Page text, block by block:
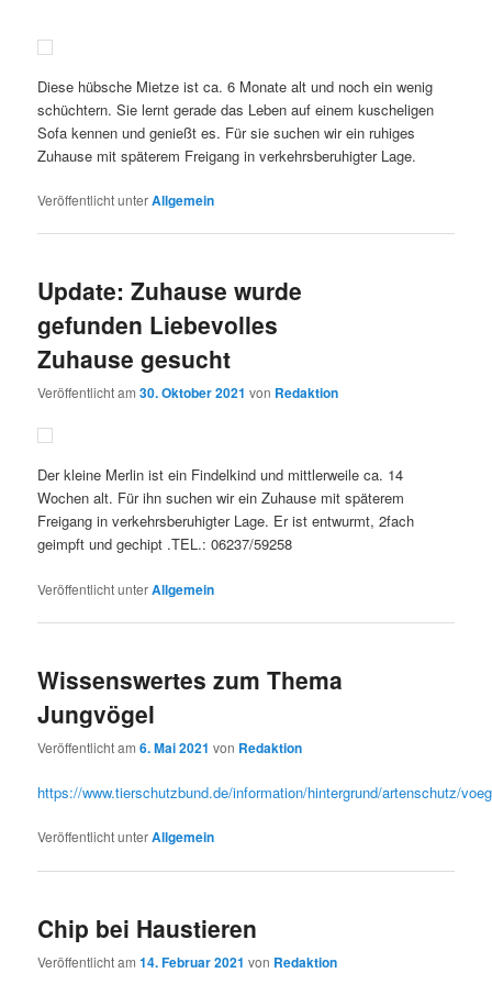
Diese hübsche Mietze ist ca. 6 Monate alt und noch ein wenig
schüchtern. Sie lernt gerade das Leben auf einem kuscheligen
Sofa kennen und genießt es. Für sie suchen wir ein ruhiges
Zuhause mit späterem Freigang in verkehrsberuhigter Lage.
Veröffentlicht unterAllgemein
Update: Zuhause wurde
gefunden Liebevolles
Zuhause gesucht
Veröffentlicht am30. Oktober 2021 von Redaktion
Der kleine Merlin ist ein Findelkind und mittlerweile ca. 14
Wochen alt. Für ihn suchen wir ein Zuhause mit späterem
Freigang in verkehrsberuhigter Lage. Er ist entwurmt, 2fach
geimpft und gechipt .TEL.: 06237/59258
Veröffentlicht unterAllgemein
Wissenswertes zum Thema
Jungvögel
Veröffentlicht am6. Mai 2021 von Redaktion
https://www.tierschutzbund.de/information/hintergrund/artenschutz/
Veröffentlicht unterAllgemein
Chip bei Haustieren
Veröffentlicht am14. Februar 2021 von Redaktion